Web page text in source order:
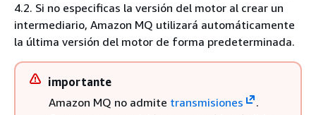
4.2. Si no especificas la versión del motor al crear un
intermediario, Amazon MQ utilizará automáticamente
la última versión del motor de forma predeterminada.
importante
Amazon MQ no admite transmisiones
.